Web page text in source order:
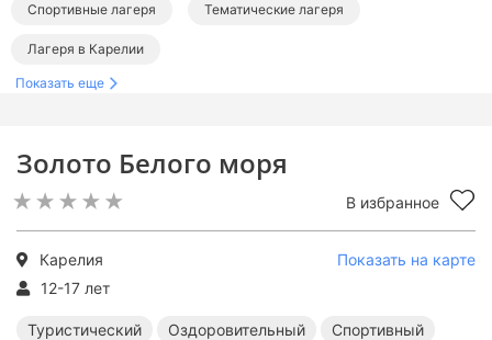
Золото Белого моря
В избранное
Карелия
Показать на карте
12-17 лет
Туристический Оздоровительный
Спортивный
Спортивные лагеря Тематические лагеря
Лагеря в Карелии
Показать еще